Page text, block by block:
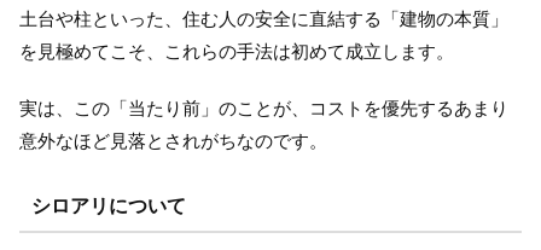
土台や柱といった、住む人の安全に直結する「建物の本質」
を見極めてこそ、これらの手法は初めて成立します。
実は、この「当たり前」のことが、コストを優先するあまり
意外なほど見落とされがちなのです。
シロアリについて